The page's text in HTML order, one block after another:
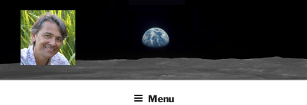
Aller
contenu
principal
BLOG.TROUDE.COM
Science, environnement et citoyenneté
Menu